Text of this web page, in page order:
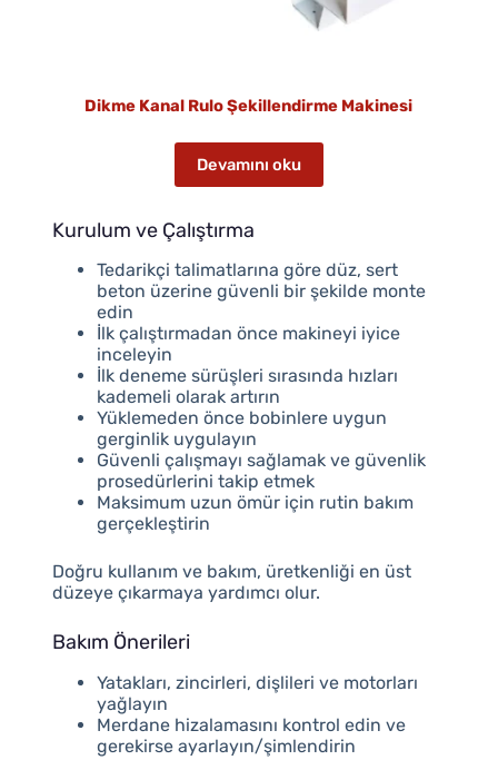
Dikme Kanal Rulo Şekillendirme Makinesi
Devamını oku
Kurulum ve Çalıştırma
Tedarikçi talimatlarına göre düz, sert
beton üzerine güvenli bir şekilde monte
edin
İlk çalıştırmadan önce makineyi iyice
inceleyin
İlk deneme sürüşleri sırasında hızları
kademeli olarak artırın
Yüklemeden önce bobinlere uygun
gerginlik uygulayın
Güvenli çalışmayı sağlamak ve güvenlik
prosedürlerini takip etmek
Maksimum uzun ömür için rutin bakım
gerçekleştirin
Doğru kullanım ve bakım, üretkenliği en üst
düzeye çıkarmaya yardımcı olur.
Bakım Önerileri
Yatakları, zincirleri, dişlileri ve motorları
yağlayın
Merdane hizalamasını kontrol edin ve
gerekirse ayarlayın/şimlendirin